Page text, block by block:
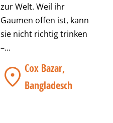
zur Welt. Weil ihr
Gaumen offen ist, kann
sie nicht richtig trinken
–...
Cox Bazar,
Bangladesch